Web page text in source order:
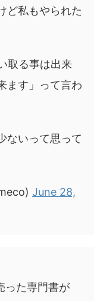
ど私もやられた
取る事は出来
ます」って言わ
ないって思って
June 28,
った専門書が